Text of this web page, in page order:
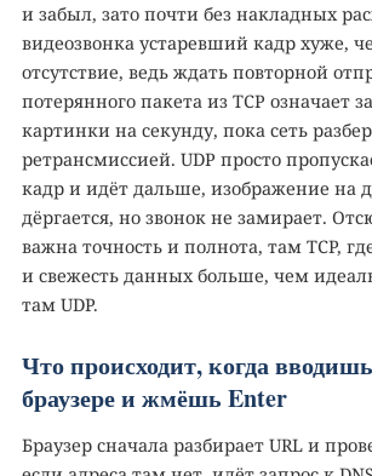
и забыл, зато почти без накладных
видеозвонка устаревший кадр хуже,
отсутствие, ведь ждать повторной
потерянного пакета из TCP означает
картинки на секунду, пока сеть
ретрансмиссией. UDP просто
кадр и идёт дальше, изображение на
дёргается, но звонок не замирает.
важна точность и полнота, там TCP,
и свежесть данных больше, чем
там UDP.
Что происходит, когда
браузере и жмёшь Enter
Браузер сначала разбирает URL и